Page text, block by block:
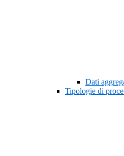
Dati
Tipologie di